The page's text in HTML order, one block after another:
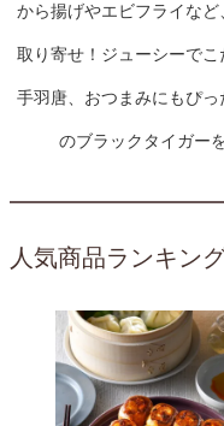
から揚げやエビフライな
取り寄せ！ジューシーで
手羽唐、おつまみにもぴ
のブラックタイガー
人気商品ランキン